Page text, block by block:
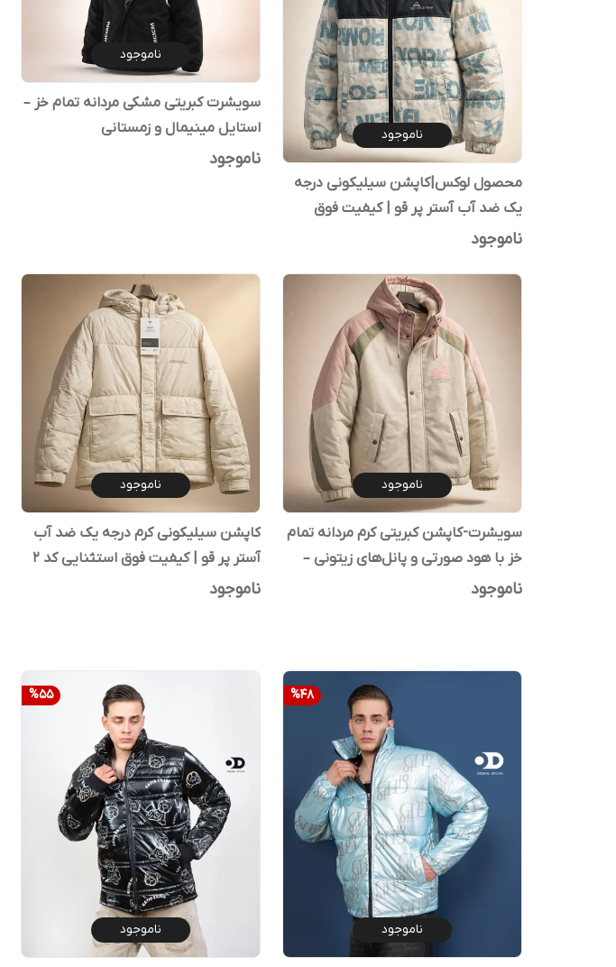
ناموجود
محصول لوکس|کاپشن سیلیکونی درجه
یک ضد آب آستر پر قو | کیفیت فوق
استثنایی کد۲
ناموجود
ناموجود
سویشرت کبریتی مشکی مردانه تمام خز –
استایل مینیمال و زمستانی
ناموجود
ناموجود
سویشرت-کاپشن کبریتی کرم مردانه تمام
خز با هود صورتی و پانل‌های زیتونی –
استایل مینیمال و زمستانی
ناموجود
ناموجود
کاپشن سیلیکونی کرم درجه یک ضد آب
آستر پر قو | کیفیت فوق استثنایی کد ۲
ناموجود
%48
ناموجود
%55
ناموجود